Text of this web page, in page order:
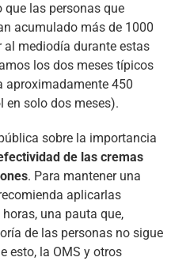
que las personas que
acumulado más de 1000
al mediodía durante estas
los dos meses típicos
aproximadamente 450
en solo dos meses).
sobre la importancia
de las cremas
. Para mantener una
aplicarlas
una pauta que,
de las personas no sigue
esto, la OMS y otros